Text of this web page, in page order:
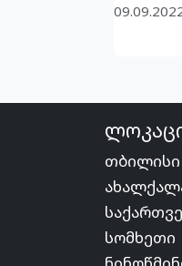
თბილისი
სომხეთი